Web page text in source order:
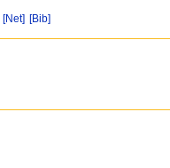
[Net] [Bib]